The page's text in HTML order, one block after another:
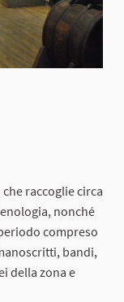
raccoglie circa
nonché
compreso
bandi,
della zona e